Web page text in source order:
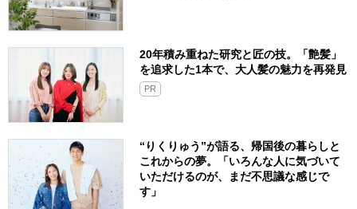
20年積み重ねた研究と匠の技。「艶髪」
を追求した1本で、大人髪の魅力を再発見
PR
“りくりゅう”が語る、帰国後の暮らしと
これからの夢。「いろんな人に気づいて
いただけるのが、まだ不思議な感じで
す」